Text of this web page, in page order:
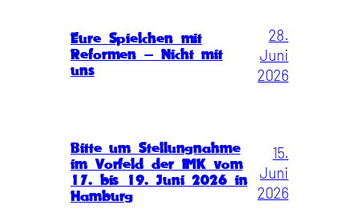
Eure Spielchen mit
Reformen – Nicht mit
uns
28.
Juni
2026
Bitte um Stellungnahme
im Vorfeld der IMK vom
17. bis 19. Juni 2026 in
Hamburg
15.
Juni
2026